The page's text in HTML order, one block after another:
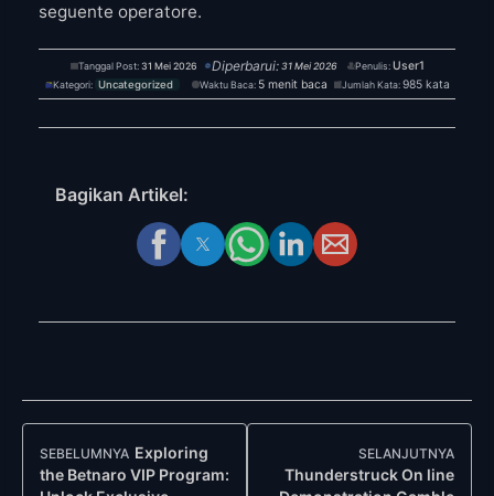
seguente operatore.
Tanggal Post: 31 Mei 2026 Diperbarui: 31 Mei 2026 Penulis: User1
Kategori: Uncategorized Waktu Baca: 5 menit baca Jumlah Kata: 985 kata
Bagikan Artikel:
Navigasi
Post
SEBELUMNYA Exploring
the Betnaro VIP Program:
SELANJUTNYA
Thunderstruck On line